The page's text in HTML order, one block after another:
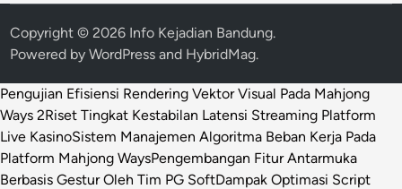
Copyright © 2026 Info Kejadian Bandung.
Powered byWordPress and HybridMag.
Pengujian Efisiensi Rendering Vektor Visual Pada Mahjong
Ways 2Riset Tingkat Kestabilan Latensi Streaming Platform
Live KasinoSistem Manajemen Algoritma Beban Kerja Pada
Platform Mahjong WaysPengembangan Fitur Antarmuka
Berbasis Gestur Oleh Tim PG SoftDampak Optimasi Script